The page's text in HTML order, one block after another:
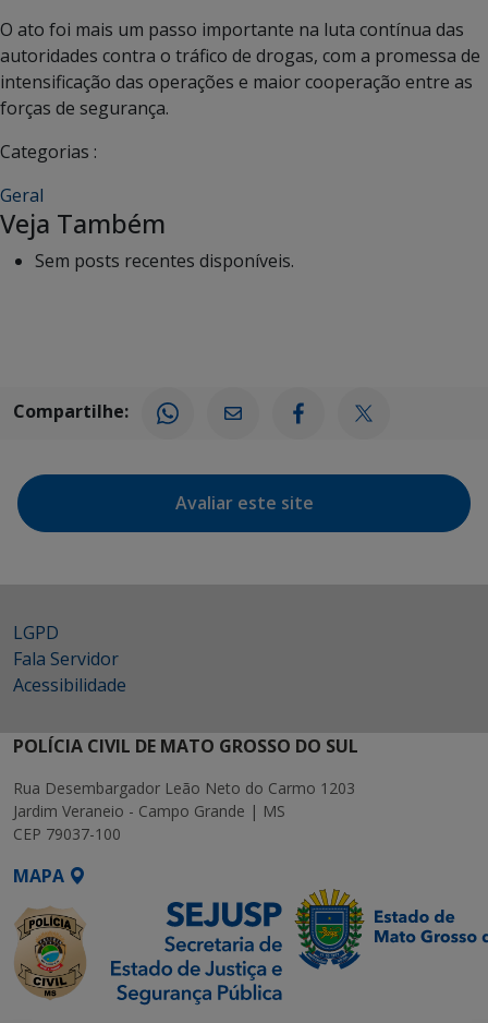
O ato foi mais um passo importante na luta contínua das
autoridades contra o tráfico de drogas, com a promessa de
intensificação das operações e maior cooperação entre as
forças de segurança.
Categorias :
Geral
Veja Também
Sem posts recentes disponíveis.
Compartilhe:
Avaliar este site
LGPD
Fala Servidor
Acessibilidade
POLÍCIA CIVIL DE MATO GROSSO DO SUL
Rua Desembargador Leão Neto do Carmo 1203
Jardim Veraneio - Campo Grande | MS
CEP 79037-100
MAPA